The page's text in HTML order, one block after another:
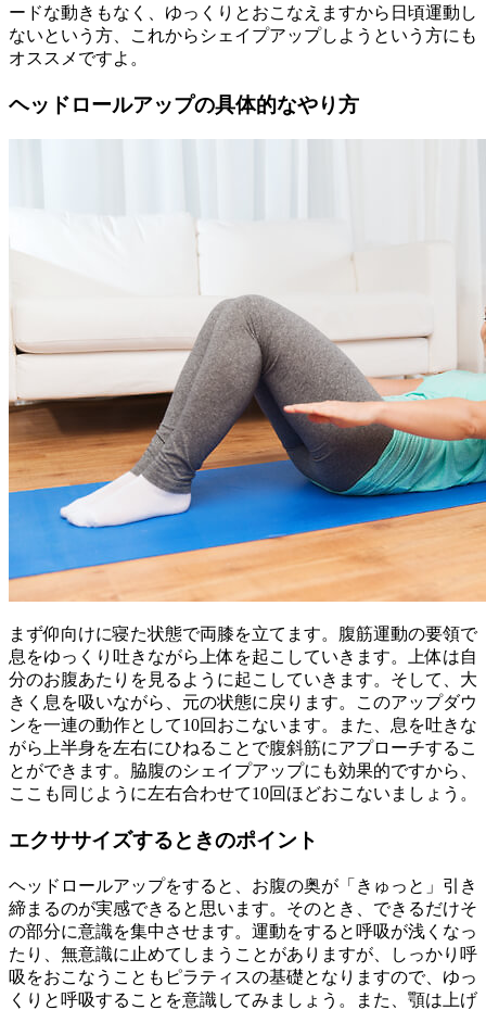
ードな動きもなく、ゆっくりとおこなえますから日頃運動し
ないという方、これからシェイプアップしようという方にも
オススメですよ。
ヘッドロールアップの具体的なやり方
まず仰向けに寝た状態で両膝を立てます。腹筋運動の要領で
息をゆっくり吐きながら上体を起こしていきます。上体は自
分のお腹あたりを見るように起こしていきます。そして、大
きく息を吸いながら、元の状態に戻ります。このアップダウ
ンを一連の動作として10回おこないます。また、息を吐きな
がら上半身を左右にひねることで腹斜筋にアプローチするこ
とができます。脇腹のシェイプアップにも効果的ですから、
ここも同じように左右合わせて10回ほどおこないましょう。
エクササイズするときのポイント
ヘッドロールアップをすると、お腹の奥が「きゅっと」引き
締まるのが実感できると思います。そのとき、できるだけそ
の部分に意識を集中させます。運動をすると呼吸が浅くなっ
たり、無意識に止めてしまうことがありますが、しっかり呼
吸をおこなうこともピラティスの基礎となりますので、ゆっ
くりと呼吸することを意識してみましょう。また、顎は上げ